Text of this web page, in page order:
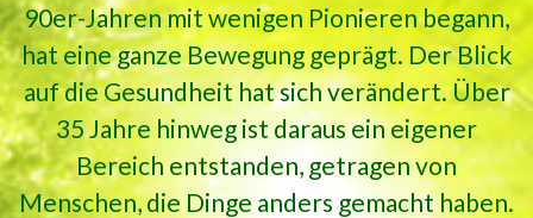
90er-Jahren mit wenigen Pionieren begann,
hat eine ganze Bewegung geprägt. Der Blick
auf die Gesundheit hat sich verändert. Über
35 Jahre hinweg ist daraus ein eigener
Bereich entstanden, getragen von
Menschen, die Dinge anders gemacht haben.